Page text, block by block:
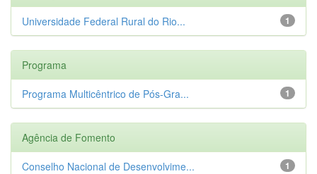
1
Universidade Federal Rural do Rio...
Programa
1
Programa Multicêntrico de Pós-Gra...
Agência de Fomento
1
Conselho Nacional de Desenvolvime...